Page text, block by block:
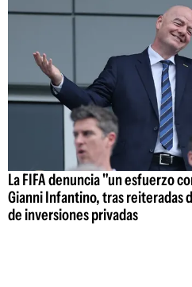
La FIFA denuncia "un esfuerzo
Gianni Infantino, tras reiteradas
de inversiones privadas